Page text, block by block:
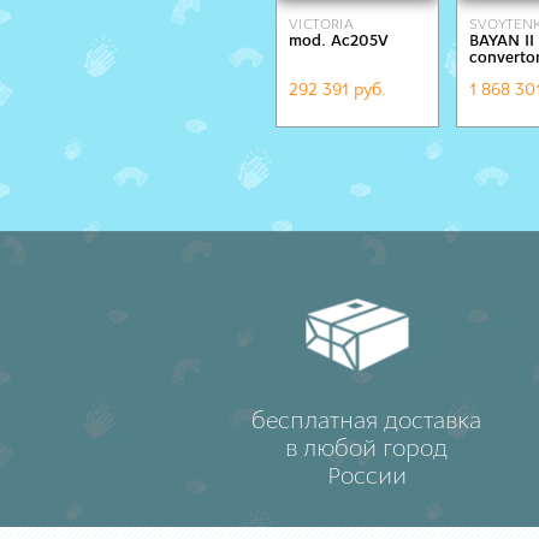
VICTORIA
mod. Ac205V
292 391 руб.
BAYAN II
1 868
бесплатная доставка
в любой город
России